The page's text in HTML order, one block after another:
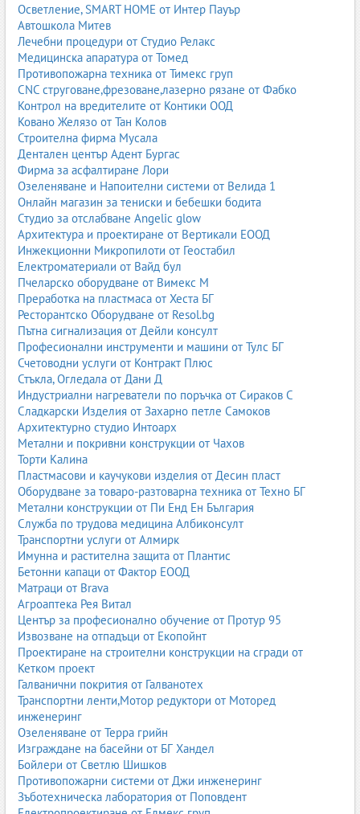
Осветление, SMART HOME от Интер Пауър
Автошкола Митев
Лечебни процедури от Студио Релакс
Медицинска апаратура от Томед
Противопожарна техника от Тимекс груп
CNC струговане,фрезоване,лазерно рязане от Фабко
Контрол на вредителите от Контики ООД
Ковано Желязо от Тан Колов
Строителна фирма Мусала
Дентален център Адент Бургас
Фирма за асфалтиране Лори
Озеленяване и Напоителни системи от Велида 1
Онлайн магазин за тениски и бебешки бодита
Студио за отслабване Angelic glow
Архитектура и проектиране от Вертикали ЕООД
Инжекционни Микропилоти от Геостабил
Електроматериали от Вайд бул
Пчеларско оборудване от Вимекс М
Преработка на пластмаса от Хеста БГ
Ресторантско Оборудване от Resol.bg
Пътна сигнализация от Дейли консулт
Професионални инструменти и машини от Тулс БГ
Счетоводни услуги от Контракт Плюс
Стъкла, Огледала от Дани Д
Индустриални нагреватели по поръчка от Сираков С
Сладкарски Изделия от Захарно петле Самоков
Архитектурно студио Интоарх
Метални и покривни конструкции от Чахов
Торти Калина
Пластмасови и каучукови изделия от Десин пласт
Оборудване за товаро-разтоварна техника от Техно БГ
Метални конструкции от Пи Енд Ен България
Служба по трудова медицина Албиконсулт
Транспортни услуги от Алмирк
Имунна и растителна защита от Плантис
Бетонни капаци от Фактор ЕООД
Матраци от Brava
Агроаптека Рея Витал
Център за професионално обучение от Протур 95
Извозване на отпадъци от Екопойнт
Проектиране на строителни конструкции на сгради от
Кетком проект
Галванични покрития от Галванотех
Транспортни ленти,Мотор редуктори от Моторед
инженеринг
Озеленяване от Терра грийн
Изграждане на басейни от БГ Хандел
Бойлери от Светлю Шишков
Противопожарни системи от Джи инженеринг
Зъботехническа лаборатория от Поповдент